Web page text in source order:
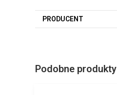
PRODUCENT
Podobne produkty